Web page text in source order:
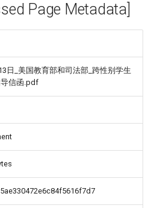
Page Metadata]
日_美国教育部和司法部_跨性别学生
信函.pdf